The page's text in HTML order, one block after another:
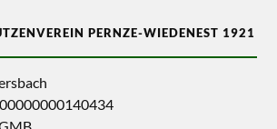
PERNZE-WIEDENEST 1921